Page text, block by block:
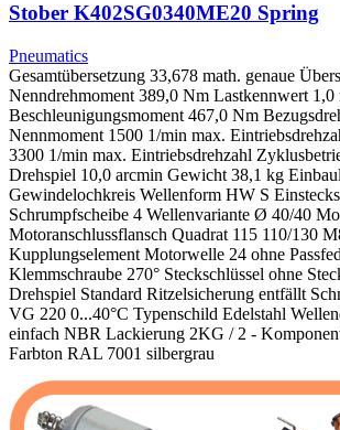
Stober K402SG0340ME20 Spring
Pneumatics
Gesamtübersetzung 33,678 math. genaue
Nenndrehmoment 389,0 Nm Lastkennwert 1,0
Beschleunigungsmoment 467,0 Nm
Nennmoment 1500 1/min max.
3300 1/min max. Eintriebsdrehzahl
Drehspiel 10,0 arcmin Gewicht 38,1 kg
Gewindelochkreis Wellenform HW S
Schrumpfscheibe 4 Wellenvariante Ø 40/40
Motoranschlussflansch Quadrat 115 110/130
Kupplungselement Motorwelle 24 ohne
Klemmschraube 270° Steckschlüssel ohne
Drehspiel Standard Ritzelsicherung entfällt
VG 220 0...40°C Typenschild Edelstahl
einfach NBR Lackierung 2KG / 2 -
Farbton RAL 7001 silbergrau